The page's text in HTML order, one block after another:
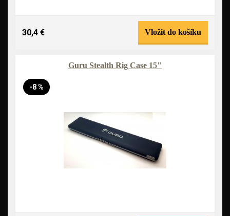
30,4 € Vložit do košíku
Guru Stealth Rig Case 15"
-8 %